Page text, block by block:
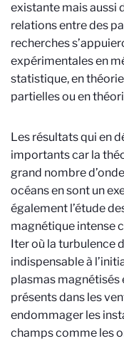
existante mais aussi
relations entre des
recherches
expérimentales en
statistique, en
partielles ou en
Les résultats qui en
importants car la
grand nombre
océans en sont un
également l’étude
magnétique intense
Iter où la turbulence
indispensable à
plasmas magnétisés
présents dans les
endommager les
champs comme les